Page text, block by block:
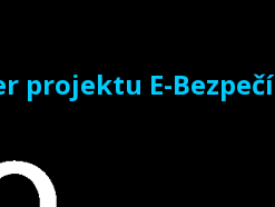
projektu E-Bezpečí